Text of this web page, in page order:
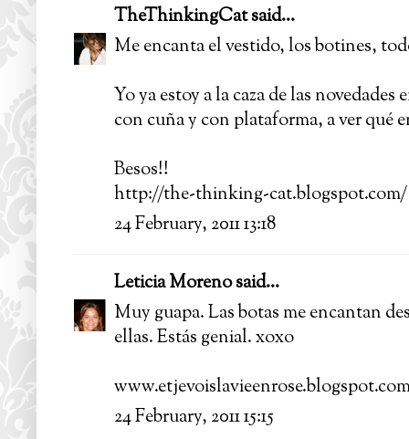
TheThinkingCatsaid...
Me encanta el vestido, los botines,
Yo ya estoy a la caza de las
con cuña y con plataforma, a ver qué
Besos!!
http://the-thinking-cat.blogspot.com/
24 February, 2011 13:18
Leticia Morenosaid...
Muy guapa. Las botas me encantan
ellas. Estás genial. xoxo
24 February, 2011 15:15